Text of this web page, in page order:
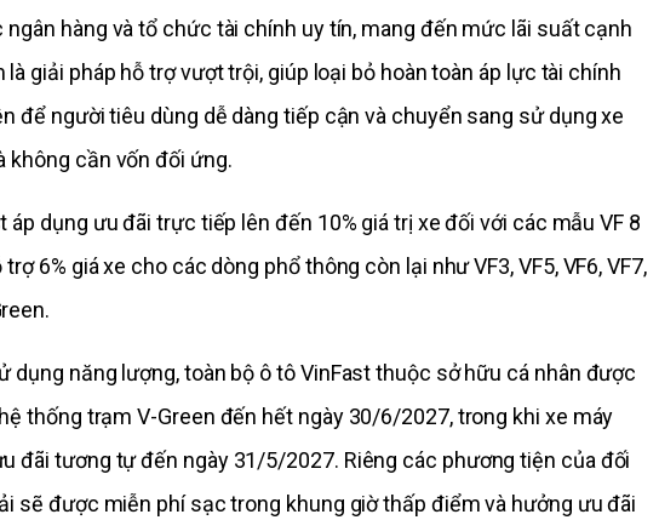
ngân hàng và tổ chức tài chính uy tín, mang đến mức lãi suất cạnh
giải pháp hỗ trợ vượt trội, giúp loại bỏ hoàn toàn áp lực tài chính
để người tiêu dùng dễ dàng tiếp cận và chuyển sang sử dụng xe
không cần vốn đối ứng.
áp dụng ưu đãi trực tiếp lên đến 10% giá trị xe đối với các mẫu VF 8
6% giá xe cho các dòng phổ thông còn lại như VF3, VF5, VF6, VF7,
dụng năng lượng, toàn bộ ô tô VinFast thuộc sở hữu cá nhân được
thống trạm V-Green đến hết ngày 30/6/2027, trong khi xe máy
đãi tương tự đến ngày 31/5/2027. Riêng các phương tiện của đối
sẽ được miễn phí sạc trong khung giờ thấp điểm và hưởng ưu đãi